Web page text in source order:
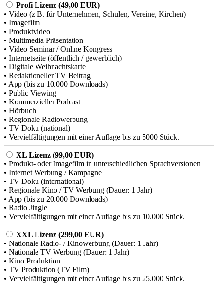
Profi Lizenz (49,00 EUR)
• Video (z.B. für Unternehmen, Schulen, Vereine, Kirchen)
• Imagefilm
• Produktvideo
• Multimedia Präsentation
• Video Seminar / Online Kongress
• Internetseite (öffentlich / gewerblich)
• Digitale Weihnachtskarte
• Redaktioneller TV Beitrag
• App (bis zu 10.000 Downloads)
• Public Viewing
• Kommerzieller Podcast
• Hörbuch
• Regionale Radiowerbung
• TV Doku (national)
• Vervielfältigungen mit einer Auflage bis zu 5000 Stück.
XL Lizenz (99,00 EUR)
• Produkt- oder Imagefilm in unterschiedlichen Sprachversionen
• Internet Werbung / Kampagne
• TV Doku (international)
• Regionale Kino / TV Werbung (Dauer: 1 Jahr)
• App (bis zu 20.000 Downloads)
• Radio Jingle
• Vervielfältigungen mit einer Auflage bis zu 10.000 Stück.
XXL Lizenz (299,00 EUR)
• Nationale Radio- / Kinowerbung (Dauer: 1 Jahr)
• Nationale TV Werbung (Dauer: 1 Jahr)
• Kino Produktion
• TV Produktion (TV Film)
• Vervielfältigungen mit einer Auflage bis zu 25.000 Stück.